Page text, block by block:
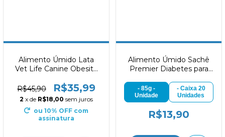
Alimento Úmido Lata
Vet Life Canine Obesity
R$45,90
R$35,99
2 x de R$18,00 sem juros
ou 10% OFF com
assinatura
Alimento Úmido Sachê
Premier Diabetes para
- 85g -
Unidade
- Caixa 20
Unidades
R$13,90